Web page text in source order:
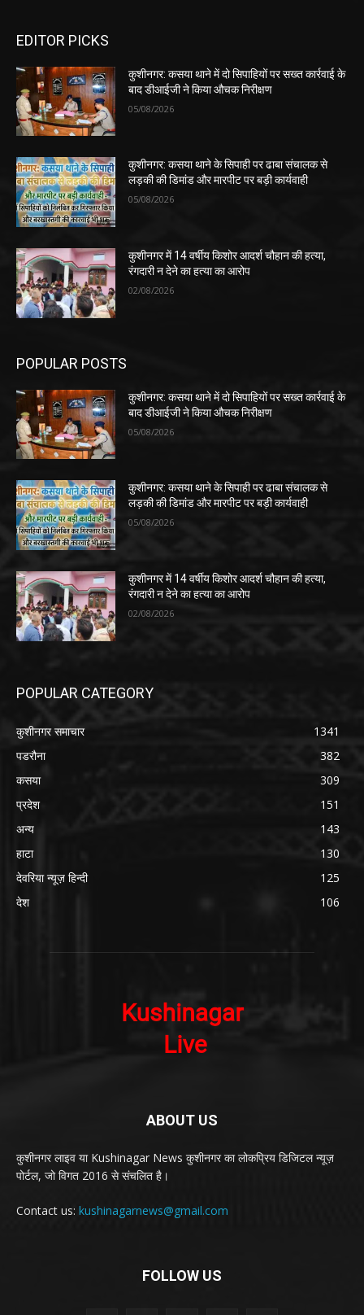
EDITOR PICKS
कुशीनगर: कसया थाने में दो सिपाहियों पर सख्त कार्रवाई के
बाद डीआईजी ने किया औचक निरीक्षण
05/08/2026
कुशीनगर: कसया थाने के सिपाही पर ढाबा संचालक से
लड़की की डिमांड और मारपीट पर बड़ी कार्यवाही
05/08/2026
कुशीनगर में 14 वर्षीय किशोर आदर्श चौहान की हत्या,
रंगदारी न देने का हत्या का आरोप
02/08/2026
POPULAR POSTS
कुशीनगर: कसया थाने में दो सिपाहियों पर सख्त कार्रवाई के
बाद डीआईजी ने किया औचक निरीक्षण
05/08/2026
कुशीनगर: कसया थाने के सिपाही पर ढाबा संचालक से
लड़की की डिमांड और मारपीट पर बड़ी कार्यवाही
05/08/2026
कुशीनगर में 14 वर्षीय किशोर आदर्श चौहान की हत्या,
रंगदारी न देने का हत्या का आरोप
02/08/2026
POPULAR CATEGORY
कुशीनगर समाचार
1341
पडरौना
382
कसया
309
प्रदेश
151
अन्य
143
हाटा
130
देवरिया न्यूज़ हिन्दी
125
देश
106
ABOUT US
कुशीनगर लाइव या Kushinagar News कुशीनगर का लोकप्रिय डिजिटल न्यूज़
पोर्टल, जो विगत 2016 से संचलित है।
Contact us: kushinagarnews@gmail.com
FOLLOW US